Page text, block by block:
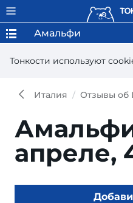
Тонкости используют
Амальфи
Италия Отзывы об
апреле,